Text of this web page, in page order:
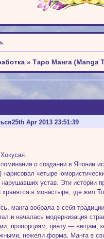
.
»Таро Манга (Manga
25th Apr 2013 23:51:39
о создании в Японии
четыре
устав. Эти истории
в монастыре, где жил
манга вобрала в себя
и началась модернизация
пропорциям, цвету — вещам,
нежели форма. Манга в